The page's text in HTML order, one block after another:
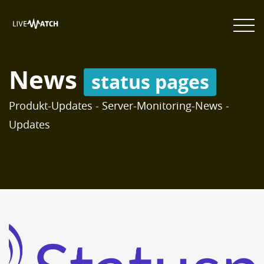
News status pages
Produkt-Updates - Server-Monitoring-News -
Updates